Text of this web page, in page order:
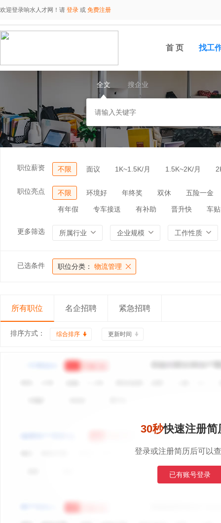
欢迎登录响水人才网！请 登录 或 免费注册
首 页 找工
全文 搜企业
职位薪资 不限 面议 1K~1.5K/月 1.5K~2K/月
职位亮点 不限 环境好 年终奖 双休 五险一金
有年假 专车接送 有补助 晋升快 车贴
更多筛选 所属行业 企业规模 工作性质
已选条件 职位分类： 物流管理
所有职位 名企招聘 紧急招聘
排序方式： 综合排序 更新时间
30秒快速注册简
登录或注册简历后可以
已有账号登录